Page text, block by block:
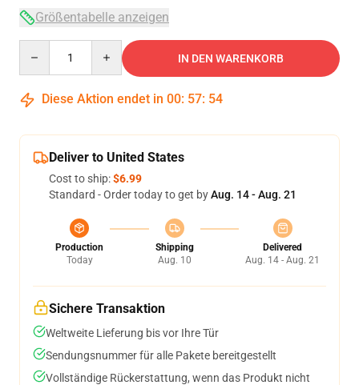
Größentabelle anzeigen
IN DEN WARENKORB
Diese Aktion endet in 00: 57: 53
Deliver to United States
Cost to ship:$6.99
Standard - Order today to get byAug. 14 - Aug. 21
Production
Today
Shipping
Aug. 10
Delivered
Aug. 14 - Aug. 21
Sichere Transaktion
Weltweite Lieferung bis vor Ihre Tür
Sendungsnummer für alle Pakete bereitgestellt
Vollständige Rückerstattung, wenn das Produkt nicht